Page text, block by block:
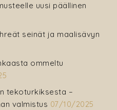
uusi päällinen
seinät ja maalisävyn
ommeltu
tekoturkiksesta –
valmistus 07/10/2025